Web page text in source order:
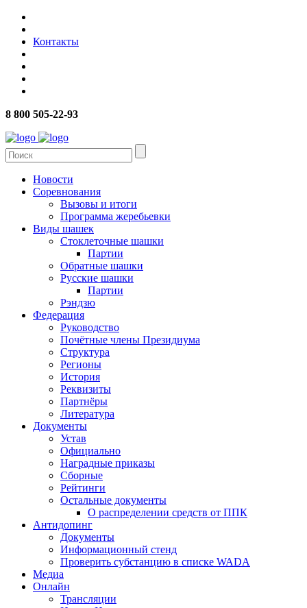
Контакты
8 800 505-22-93
Новости
Соревнования
Вызовы и итоги
Программа жеребьевки
Виды шашек
Стоклеточные шашки
Партии
Обратные шашки
Русские шашки
Партии
Рэндзю
Федерация
Руководство
Почётные члены Президиума
Структура
Регионы
История
Реквизиты
Партнёры
Литература
Документы
Устав
Официально
Наградные приказы
Сборные
Рейтинги
Остальные документы
О распределении средств от ППК
Антидопинг
Документы
Информационный стенд
Проверить субстанцию в списке WADA
Медиа
Онлайн
Трансляции